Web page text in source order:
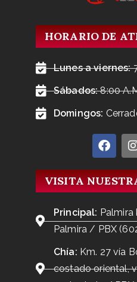
HORARIO DE
Lunes a viernes:
Sábados:8:00
Domingos:
VISITA
Principal: Palmira
Palmira / PBX
Chía: Km. 27 vía
costado oriental,